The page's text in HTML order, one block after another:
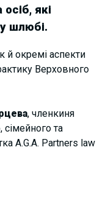
які
шлюбі.
йокремі аспекти
Верховного
, членкиня
та
A.G.A. Partners law